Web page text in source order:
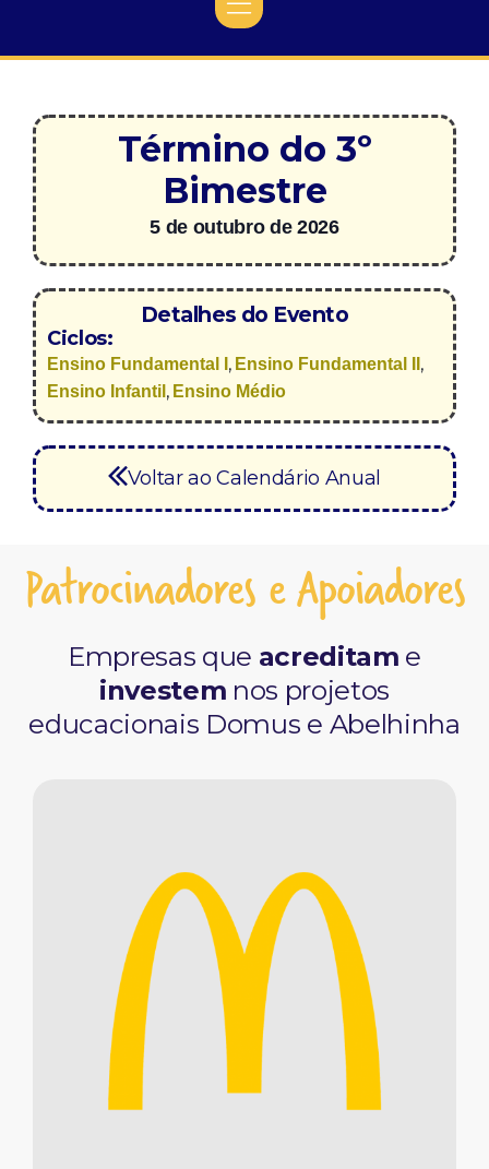
Término do 3º
Bimestre
5 de outubro de 2026
Detalhes do Evento
Ciclos:
Ensino Fundamental I , Ensino Fundamental II ,
Ensino Infantil , Ensino Médio
Voltar ao Calendário Anual
Patrocinadores e Apoiadores
Empresas que acreditam e
investem nos projetos
educacionais Domus e Abelhinha